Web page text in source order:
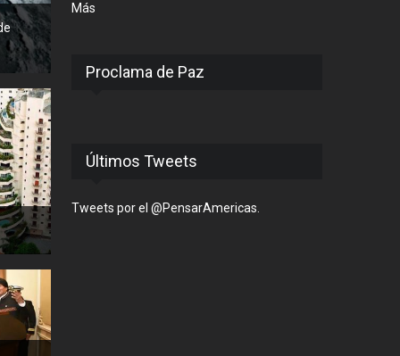
Más
Proclama de Paz
Últimos Tweets
Tweets por el @PensarAmericas.